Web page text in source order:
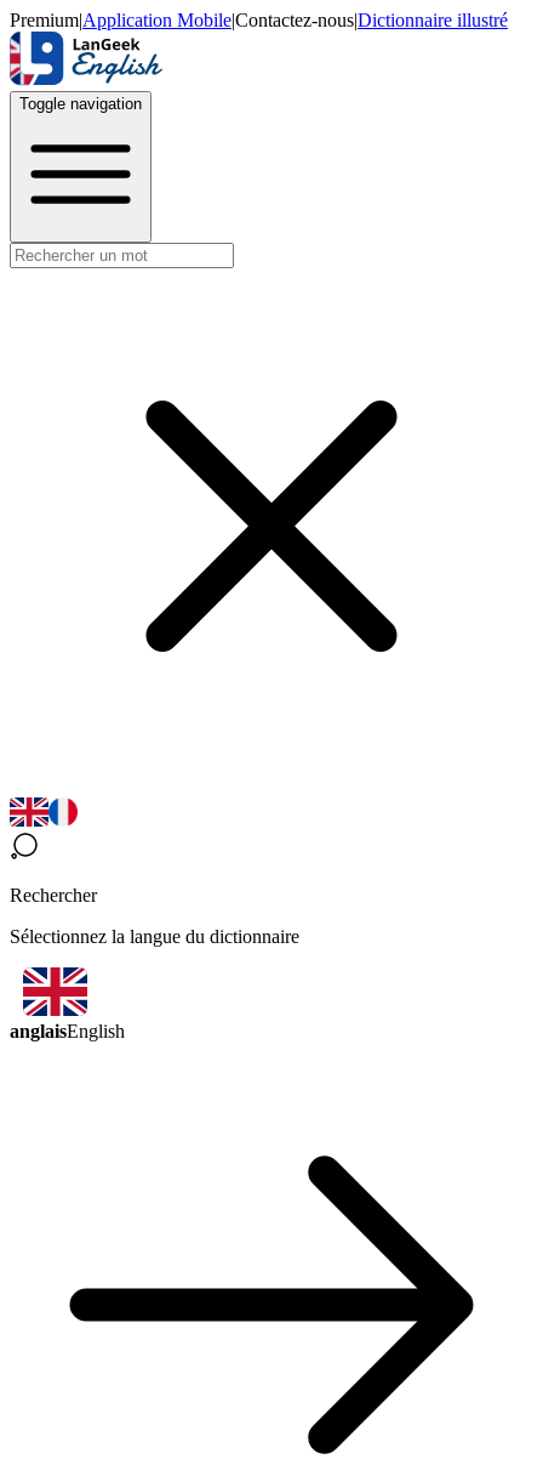
Premium|Application Mobile|Contactez-nous|Dictionnaire illustré
Toggle navigation
Rechercher
Sélectionnez la langue du dictionnaire
anglaisEnglish